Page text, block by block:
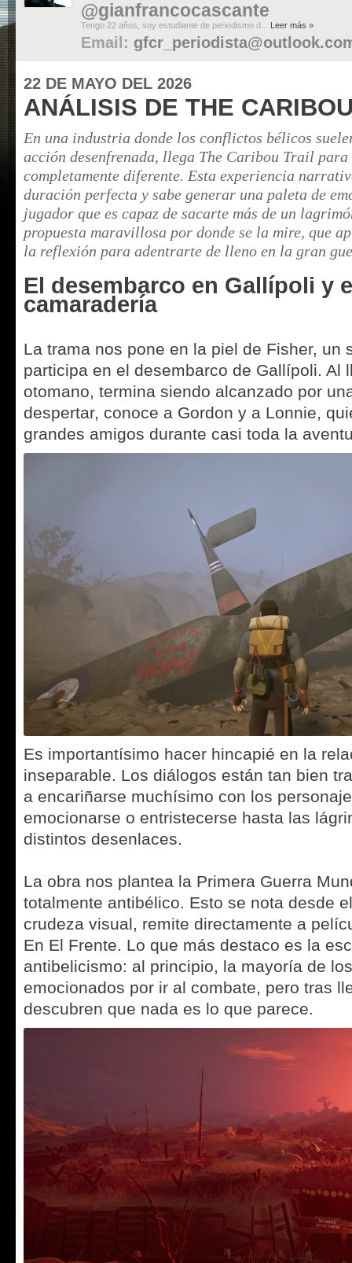
Volver arriba
@gianfrancocascante
Tengo 22 años, soy estudiante de periodismo d... Leer más »
Email:
22 DE MAYO DEL 2026
ANÁLISIS DE THE
En una industria donde los conflictos bélicos
acción desenfrenada, llega The Caribou Trail
completamente diferente. Esta experiencia
duración perfecta y sabe generar una paleta de
jugador que es capaz de sacarte más de un
propuesta maravillosa por donde se la mire, que
la reflexión para adentrarte de lleno en la gran
El desembarco en Gallípoli y
camaradería
La trama nos pone en la piel de Fisher, un
participa en el desembarco de Gallípoli. Al
otomano, termina siendo alcanzado por
despertar, conoce a Gordon y a Lonnie,
grandes amigos durante casi toda la
Es importantísimo hacer hincapié en la
inseparable. Los diálogos están tan bien
a encariñarse muchísimo con los
emocionarse o entristecerse hasta las
distintos desenlaces.
La obra nos plantea la Primera Guerra
totalmente antibélico. Esto se nota desde
crudeza visual, remite directamente a
En El Frente. Lo que más destaco es la
antibelicismo: al principio, la mayoría de
emocionados por ir al combate, pero tras
descubren que nada es lo que parece.